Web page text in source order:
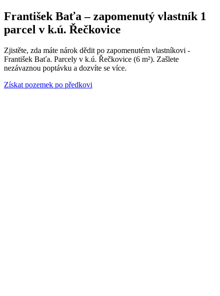
František Baťa – zapomenutý vlastník 1
parcel v k.ú. Řečkovice
Zjistěte, zda máte nárok dědit po zapomenutém vlastníkovi -
František Baťa. Parcely v k.ú. Řečkovice (6 m²). Zašlete
nezávaznou poptávku a dozvíte se více.
Získat pozemek po předkovi